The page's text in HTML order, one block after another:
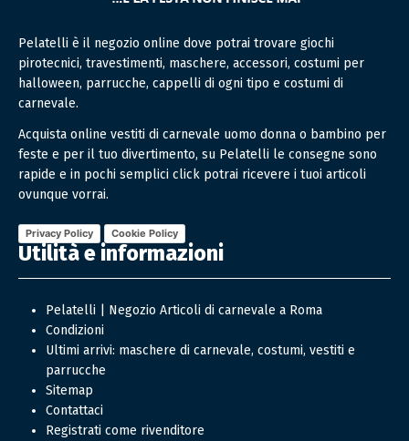
Pelatelli è il negozio online dove potrai trovare giochi
pirotecnici, travestimenti, maschere, accessori, costumi per
halloween, parrucche, cappelli di ogni tipo e costumi di
carnevale.
Acquista online vestiti di carnevale uomo donna o bambino per
feste e per il tuo divertimento, su Pelatelli le consegne sono
rapide e in pochi semplici click potrai ricevere i tuoi articoli
ovunque vorrai.
Privacy Policy Cookie Policy
Utilità e informazioni
Pelatelli | Negozio Articoli di carnevale a Roma
Condizioni
Ultimi arrivi: maschere di carnevale, costumi, vestiti e
parrucche
Sitemap
Contattaci
Registrati come rivenditore